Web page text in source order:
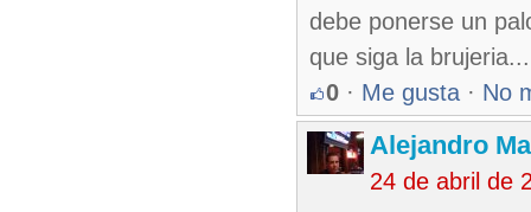
debe ponerse un
que siga la
0 · Me gusta · No
Alejandro
24 de abril de